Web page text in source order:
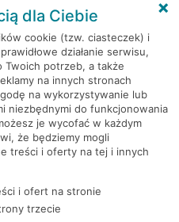
dla Ciebie
cookie (tzw. ciasteczek) i
działanie serwisu,
potrzeb, a także
na innych stronach
na wykorzystywanie lub
niezbędnymi do funkcjonowania
je wycofać w każdym
że będziemy mogli
treści i oferty na tej i innych
i ofert na stronie
trzecie